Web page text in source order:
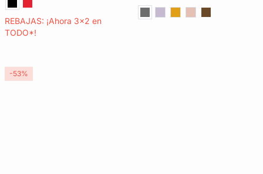
REBAJAS: ¡Ahora 3x2 en
TODO*!
-53%